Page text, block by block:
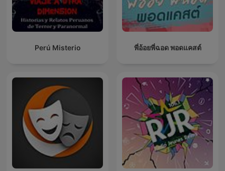
Perú Misterio พี่อ้อยพี่ฉอด พอดแคสต์